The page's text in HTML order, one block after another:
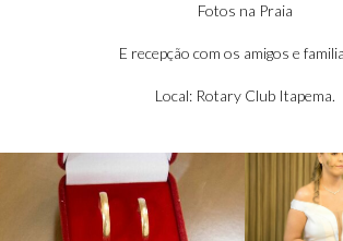
Fotos na Praia
E recepção com os amigos e
Local: Rotary Club Itapema.